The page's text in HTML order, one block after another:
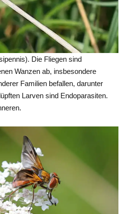
Die Fliegen sind
Wanzen ab, insbesondere
Familien befallen, darunter
Larven sind Endoparasiten.